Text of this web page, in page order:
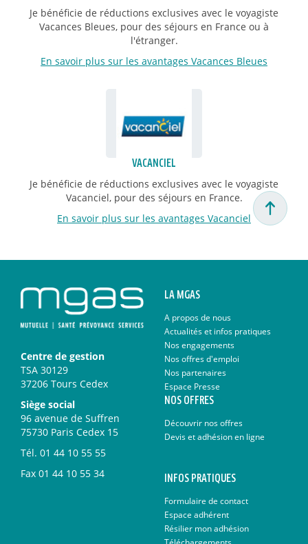
Je bénéficie de réductions exclusives avec le voyagiste
Vacances Bleues, pour des séjours en France ou à
l'étranger.
En savoir plus sur les avantages Vacances Bleues
VACANCIEL
Je bénéficie de réductions exclusives avec le voyagiste
Vacanciel, pour des séjours en France.
En savoir plus sur les avantages Vacanciel
Centre de gestion
TSA 30129
37206 Tours Cedex
Siège social
96 avenue de Suffren
75730 Paris Cedex 15
Tél. 01 44 10 55 55
Fax 01 44 10 55 34
LA MGAS
A propos de nous
Actualités et infos pratiques
Nos engagements
Nos offres d'emploi
Nos partenaires
Espace Presse
NOS OFFRES
Découvrir nos offres
Devis et adhésion en ligne
INFOS PRATIQUES
Formulaire de contact
Espace adhérent
Résilier mon adhésion